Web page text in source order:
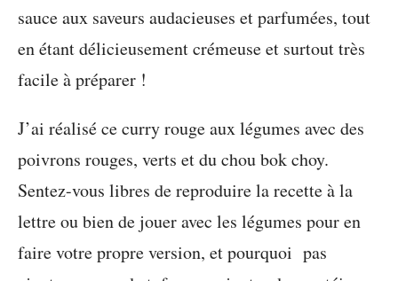
sauce aux saveurs audacieuses et parfumées, tout
en étant délicieusement crémeuse et surtout très
facile à préparer !
J’ai réalisé ce curry rouge aux légumes avec des
poivrons rouges, verts et du chou bok choy.
Sentez-vous libres de reproduire la recette à la
lettre ou bien de jouer avec les légumes pour en
faire votre propre version, et pourquoi pas